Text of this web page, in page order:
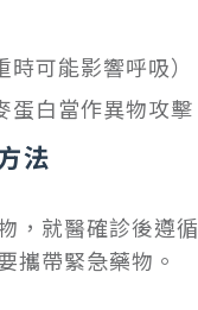
可能影響呼吸）
蛋白當作異物攻擊
法
，就醫確診後遵循
攜帶緊急藥物。